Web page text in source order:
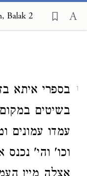
Balak 2
1
בספרי איתא
בשיטים
עמדו עמונים
וכו' והי'